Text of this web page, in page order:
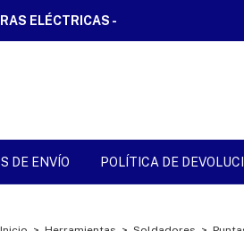
ELÉCTRICAS -
DE ENVÍO POLÍTICA DE